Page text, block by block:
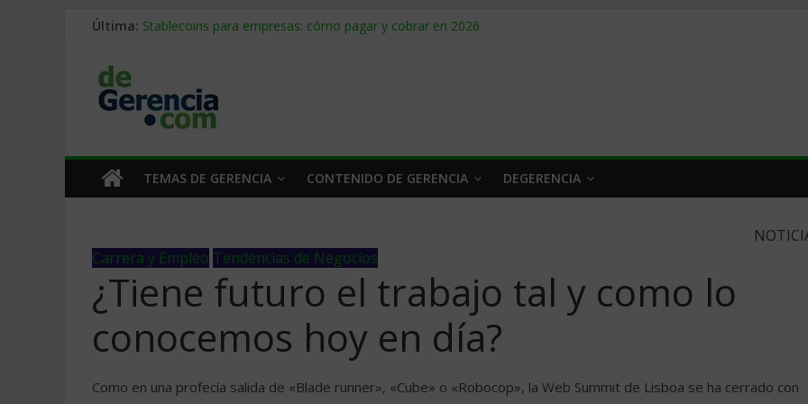
Última: Stablecoins para empresas: cómo pagar y cobrar en 2026
Trabajo forzoso en la cadena de suministro: qué hacer
Mercado hispano de EE. UU.: cómo segmentarlo y venderle
TEMAS DE GERENCIA CONTENIDO DE GERENCIA DEGERENCIA
Carrera y Empleo Tendencias de Negocios
¿Tiene futuro el trabajo tal y como lo
conocemos hoy en día?
Como en una profecía salida de «Blade runner», «Cube» o «Robocop», la Web Summit de Lisboa se ha cerrado con